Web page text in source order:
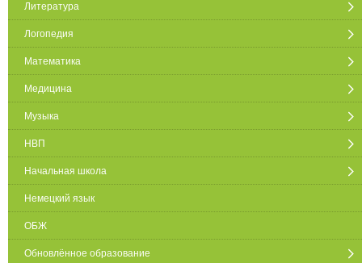
Литература
Логопедия
Математика
Медицина
Музыка
НВП
Начальная школа
Немецкий язык
ОБЖ
Обновлённое образование